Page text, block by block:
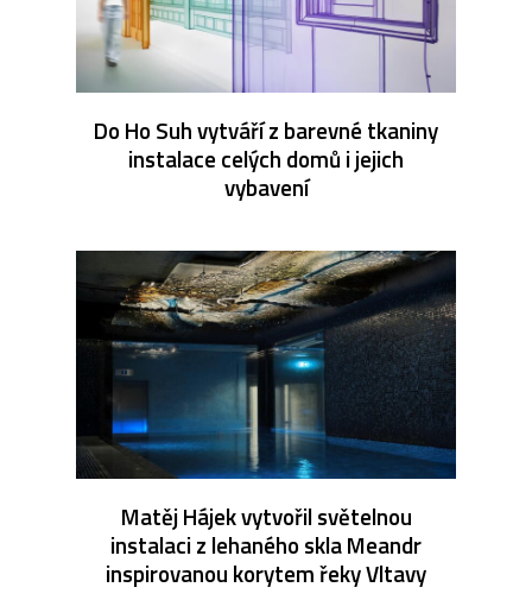
Do Ho Suh vytváří z barevné tkaniny
instalace celých domů i jejich
vybavení
Matěj Hájek vytvořil světelnou
instalaci z lehaného skla Meandr
inspirovanou korytem řeky Vltavy